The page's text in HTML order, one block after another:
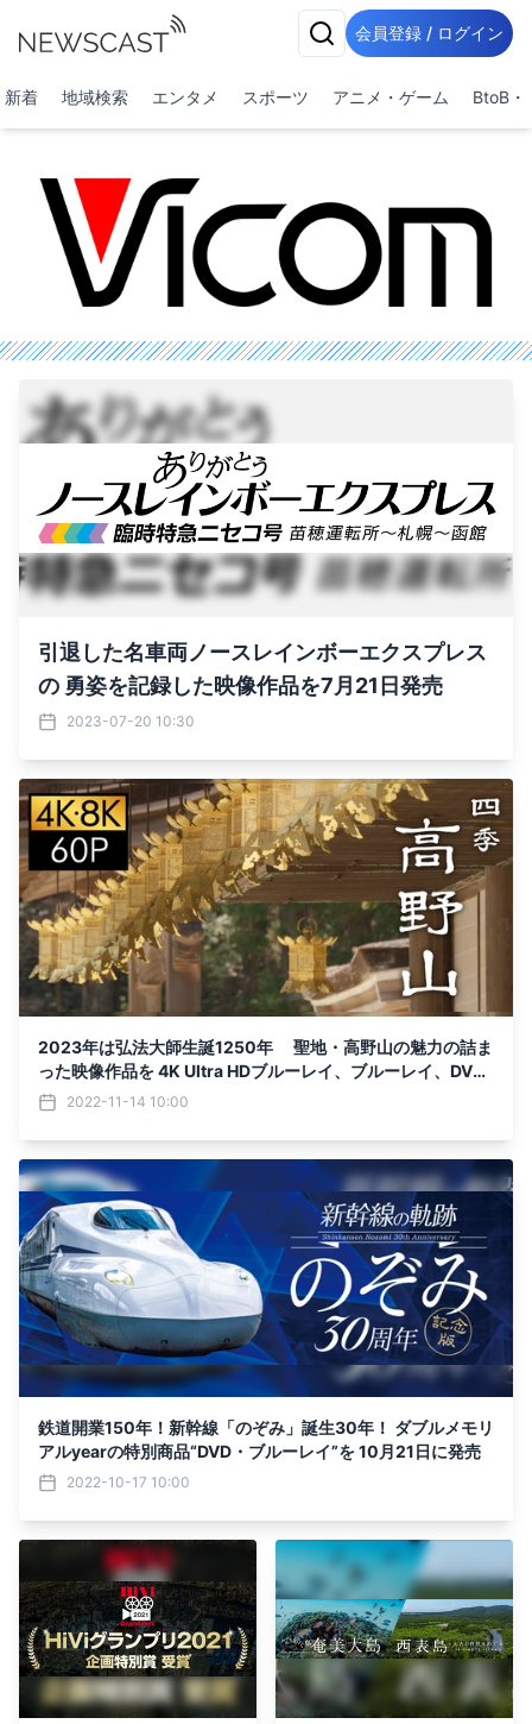
会員登録 / ログイン
新着 地域検索 エンタメ スポーツ アニメ・ゲーム BtoB・
引退した名車両ノースレインボーエクスプレス
の 勇姿を記録した映像作品を7月21日発売
2023-07-20 10:30
2023年は弘法大師生誕1250年 聖地・高野山の魅力の詰ま
った映像作品を 4K Ultra HDブルーレイ、ブルーレイ、DVD
にて発売2022-11-14 10:00
鉄道開業150年！新幹線「のぞみ」誕生30年！ ダブルメモリ
アルyearの特別商品“DVD・ブルーレイ”を 10月21日に発売
2022-10-17 10:00